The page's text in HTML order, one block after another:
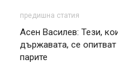
предишна статия
Асен Василев: Тези,
държавата, се
парите